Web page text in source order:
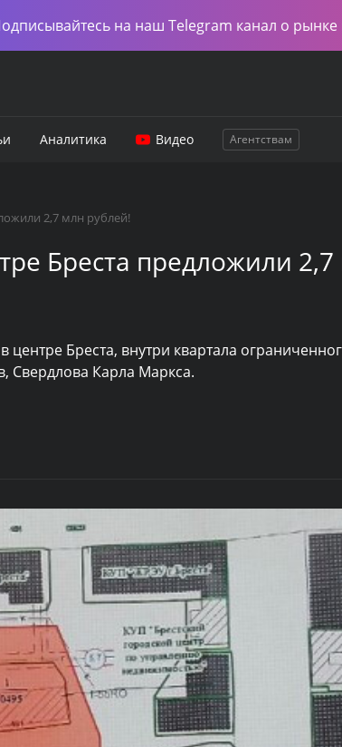
на наш Telegram канал о
Аналитика Видео Агентствам
2,7 млн рублей!
Бреста предложили
центре Бреста, внутри квартала
Свердлова Карла Маркса.